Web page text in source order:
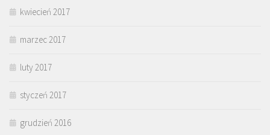
kwiecień 2017
marzec 2017
luty 2017
styczeń 2017
grudzień 2016